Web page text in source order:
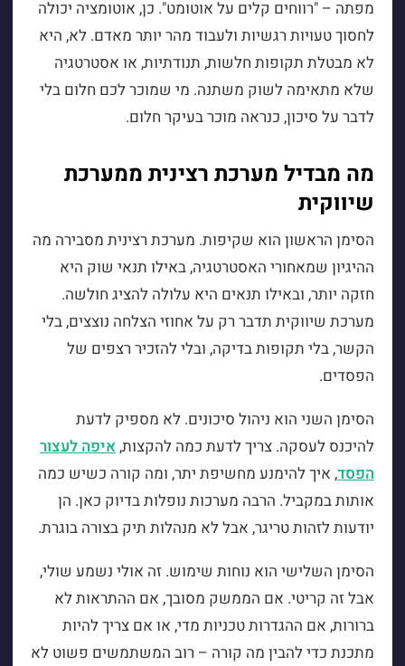
מפתה – "רווחים קלים על אוטומט". כן, אוטומציה יכולה
לחסוך טעויות רגשיות ולעבוד מהר יותר מאדם. לא, היא
לא מבטלת תקופות חלשות, תנודתיות, או אסטרטגיה
שלא מתאימה לשוק משתנה. מי שמוכר לכם חלום בלי
לדבר על סיכון, כנראה מוכר בעיקר חלום.
מה מבדיל מערכת רצינית ממערכת
שיווקית
הסימן הראשון הוא שקיפות. מערכת רצינית מסבירה מה
ההיגיון שמאחורי האסטרטגיה, באילו תנאי שוק היא
חזקה יותר, ובאילו תנאים היא עלולה להציג חולשה.
מערכת שיווקית תדבר רק על אחוזי הצלחה נוצצים, בלי
הקשר, בלי תקופות בדיקה, ובלי להזכיר רצפים של
הפסדים.
הסימן השני הוא ניהול סיכונים. לא מספיק לדעת
להיכנס לעסקה. צריך לדעת כמה להקצות,איפה לעצור
הפסד, איך להימנע מחשיפת יתר, ומה קורה כשיש כמה
אותות במקביל. הרבה מערכות נופלות בדיוק כאן. הן
יודעות לזהות טריגר, אבל לא מנהלות תיק בצורה בוגרת.
הסימן השלישי הוא נוחות שימוש. זה אולי נשמע שולי,
אבל זה קריטי. אם הממשק מסובך, אם ההתראות לא
ברורות, אם ההגדרות טכניות מדי, או אם צריך להיות
מתכנת כדי להבין מה קורה – רוב המשתמשים פשוט לא